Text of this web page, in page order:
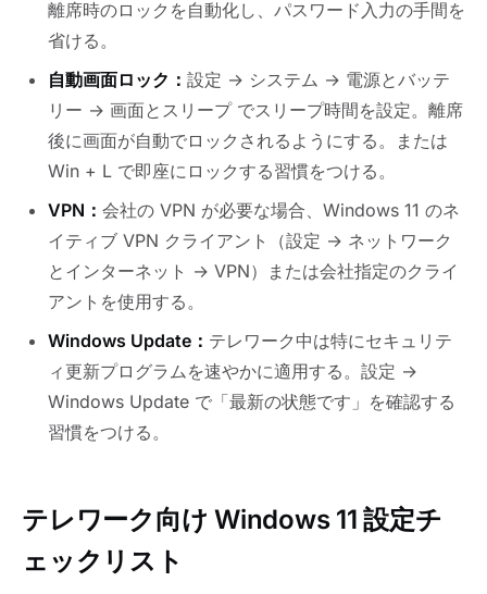
離席時のロックを自動化し、パスワード入力の手間を
省ける。
自動画面ロック： 設定 → システム → 電源とバッテ
リー → 画面とスリープ でスリープ時間を設定。離席
後に画面が自動でロックされるようにする。または
Win + L で即座にロックする習慣をつける。
VPN： 会社の VPN が必要な場合、Windows 11 のネ
イティブ VPN クライアント（設定 → ネットワーク
とインターネット → VPN）または会社指定のクライ
アントを使用する。
Windows Update： テレワーク中は特にセキュリテ
ィ更新プログラムを速やかに適用する。設定 →
Windows Update で「最新の状態です」を確認する
習慣をつける。
テレワーク向け Windows 11 設定チ
ェックリスト